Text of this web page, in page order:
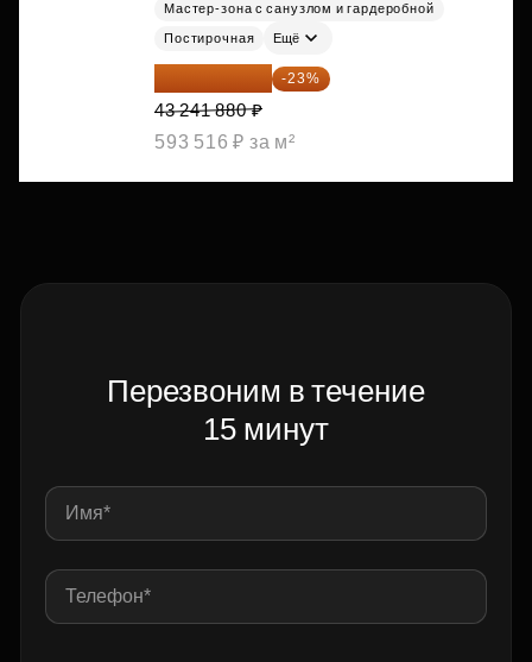
Мастер-зона с санузлом и гардеробной
Постирочная Ещё
33 296 248 ₽ -23%
43 241 880 ₽
593 516 ₽ за м²
Перезвоним в течение
15 минут